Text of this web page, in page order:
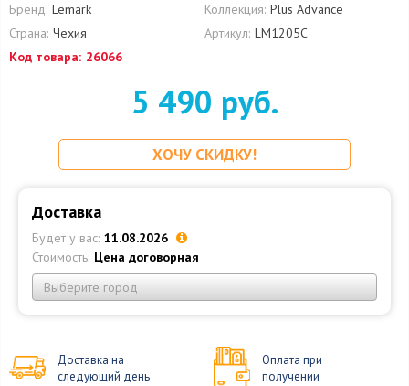
Бренд: Lemark Коллекция: Plus Advance
Страна: Чехия Артикул: LM1205C
Код товара: 26066
5 490 руб.
ХОЧУ СКИДКУ!
Доставка
Будет у вас: 11.08.2026
Стоимость: Цена договорная
Выберите город
Доставка на
следующий день
Оплата при
получении